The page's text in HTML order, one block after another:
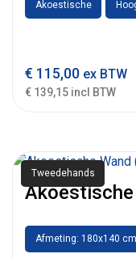
Akoestische
€ 115,00 ex BTW
€ 139,15 incl BTW
Tweedehands
Afmeting: 180x140 cm